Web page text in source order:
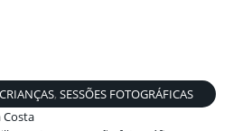
Costa
CRIANÇAS, SESSÕES FOTOGRÁFICAS